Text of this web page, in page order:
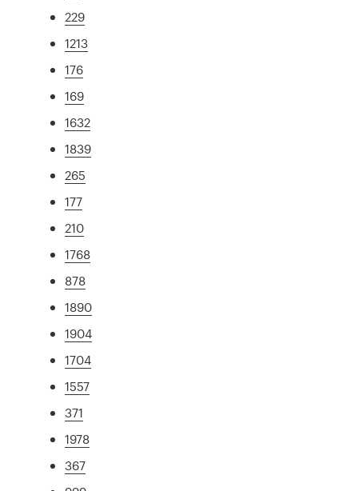
229
1213
176
169
1632
1839
265
177
210
1768
878
1890
1904
1704
1557
371
1978
367